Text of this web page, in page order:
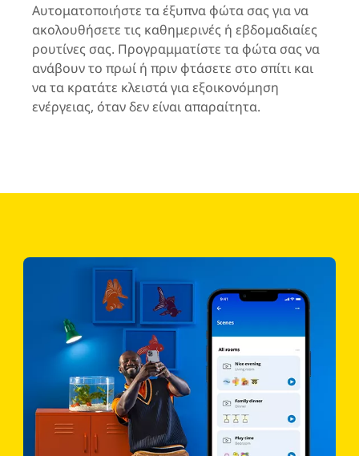
Αυτοματοποιήστε τα έξυπνα φώτα σας για να
ακολουθήσετε τις καθημερινές ή εβδομαδιαίες
ρουτίνες σας. Προγραμματίστε τα φώτα σας να
ανάβουν το πρωί ή πριν φτάσετε στο σπίτι και
να τα κρατάτε κλειστά για εξοικονόμηση
ενέργειας, όταν δεν είναι απαραίτητα.